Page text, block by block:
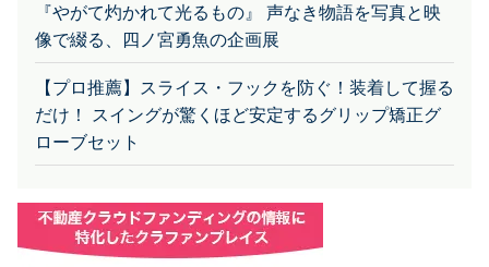
『やがて灼かれて光るもの』 声なき物語を写真と映
像で綴る、四ノ宮勇魚の企画展
【プロ推薦】スライス・フックを防ぐ！装着して握る
だけ！ スイングが驚くほど安定するグリップ矯正グ
ローブセット